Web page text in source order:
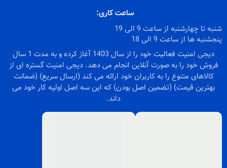
ساعت کاری:
شنبه تا چهارشنبه از ساعت 9 الی 19
پنجشنبه ها از ساعت 9 الی 18
دیجی امنیت فعالیت خود را از سال 1403 آغاز کرده و به مدت 1 سال
فروش خود را به صورت آنلاین انجام می دهد. دیجی امنیت گستره ای از
کالاهای متنوع را به کاربران خود ارائه می کند (ارسال سریع) (ضمانت
بهترین قیمت) (تضمین اصل بودن) که این سه اصل اولیه کار خود می
داند.